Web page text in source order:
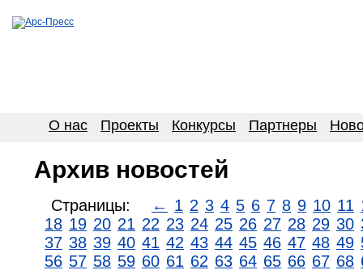
О нас Проекты Конкурсы Партнеры
Архив новостей
Страницы: ← 1 2 3 4 5 6 7 8 9 10 11
18 19 20 21 22 23 24 25 26 27 28 29 30
37 38 39 40 41 42 43 44 45 46 47 48 49
56 57 58 59 60 61 62 63 64 65 66 67 68